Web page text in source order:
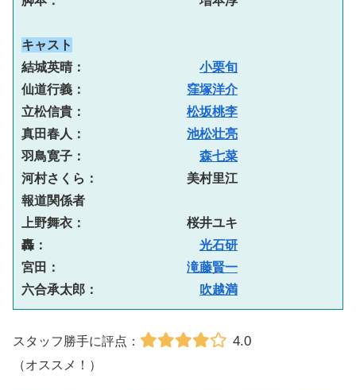
キャスト
結城英晴： 小栗旬
仙道行義： 窪塚洋介
立松信貴： 松坂桃李
真田春人： 池松壮亮
羽鳥寛子： 森七菜
河村さくら：　　　　　　　美村里江
報道関係者
上野舞衣：　　　　　　　　桜井ユキ
轟： 光石研
宮田： 滝藤賢一
六合承太郎： 吹越満
スタッフ勝手に評点： 4.0
（オススメ！）